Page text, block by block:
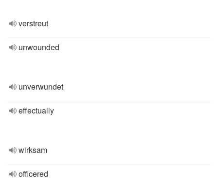
verstreut
unwounded
unverwundet
effectually
wirksam
officered